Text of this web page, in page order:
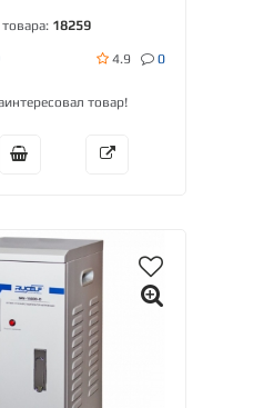
18259
4.9 0
товар!